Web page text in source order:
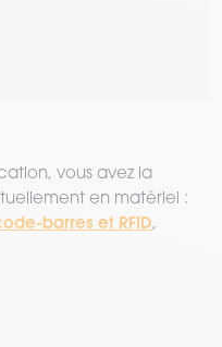
vous avez la
en matériel :
barres et RFID,